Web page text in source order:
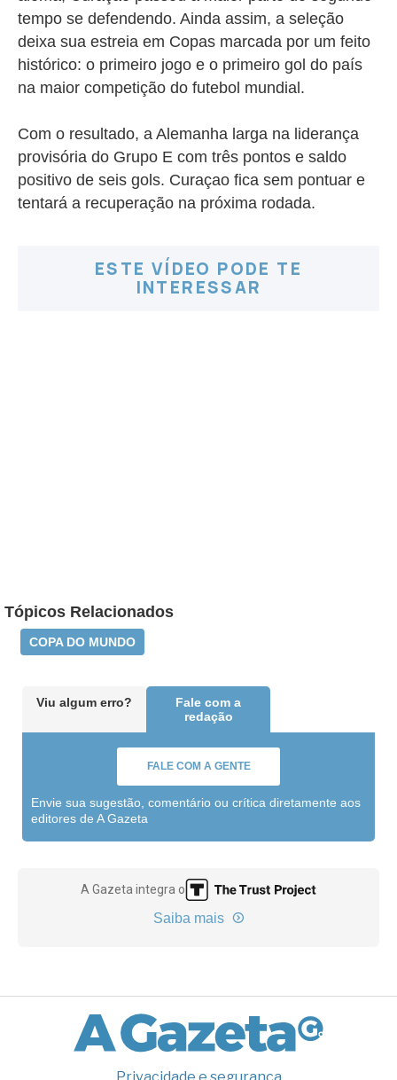
tempo se defendendo. Ainda assim, a seleção
deixa sua estreia em Copas marcada por um feito
histórico: o primeiro jogo e o primeiro gol do país
na maior competição do futebol mundial.
Com o resultado, a Alemanha larga na liderança
provisória do Grupo E com três pontos e saldo
positivo de seis gols. Curaçao fica sem pontuar e
tentará a recuperação na próxima rodada.
ESTE VÍDEO PODE TE
INTERESSAR
Tópicos Relacionados
COPA DO MUNDO
Viu algum erro?
Fale com a
redação
FALE COM A GENTE
Envie sua sugestão, comentário ou crítica diretamente aos
editores de A Gazeta
A Gazeta integra o
Saiba mais